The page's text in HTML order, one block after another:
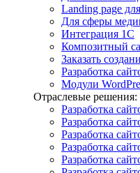
Landing page
Для сферы
Интеграция 1С
Композитный
Заказать
Разработка
Модули
Отраслевые решения:
Разработка
Разработка
Разработка
Разработка
Разработка